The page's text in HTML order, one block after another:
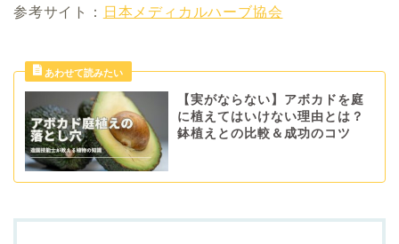
参考サイト： 日本メディカルハーブ協会
【実がならない】アボカドを庭
に植えてはいけない理由とは？
鉢植えとの比較＆成功のコツ